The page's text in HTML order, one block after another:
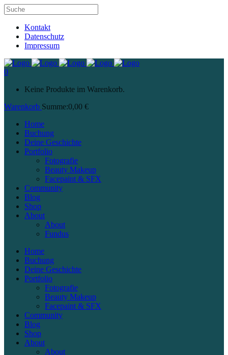
Kontakt
Datenschutz
Impressum
0
Keine Produkte im Warenkorb.
Warenkorb Summe:0,00 €
Home
Buchung
Deine Geschichte
Portfolio
Fotografie
Beauty Makeup
Facepaint & SFX
Community
Blog
Shop
About
About
Fundus
Home
Buchung
Deine Geschichte
Portfolio
Fotografie
Beauty Makeup
Facepaint & SFX
Community
Blog
Shop
About
About